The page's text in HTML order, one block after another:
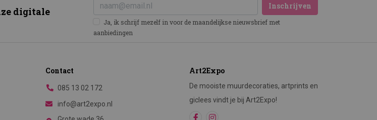
digitale
Inschrijven
Ja, ik schrijf mezelf in voor de maandelijkse nieuwsbrief met
aanbiedingen
Contact
085 13 02 172
info@art2expo.nl
Art2Expo
De mooiste muurdecoraties, artprints en
giclees vindt je bij Art2Expo!